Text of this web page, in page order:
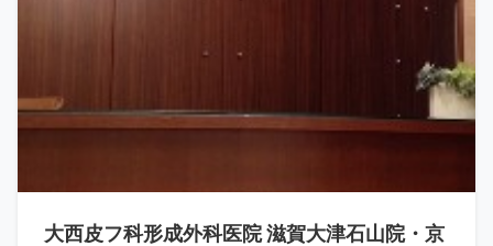
大西皮フ科形成外科医院 滋賀大津石山院・京